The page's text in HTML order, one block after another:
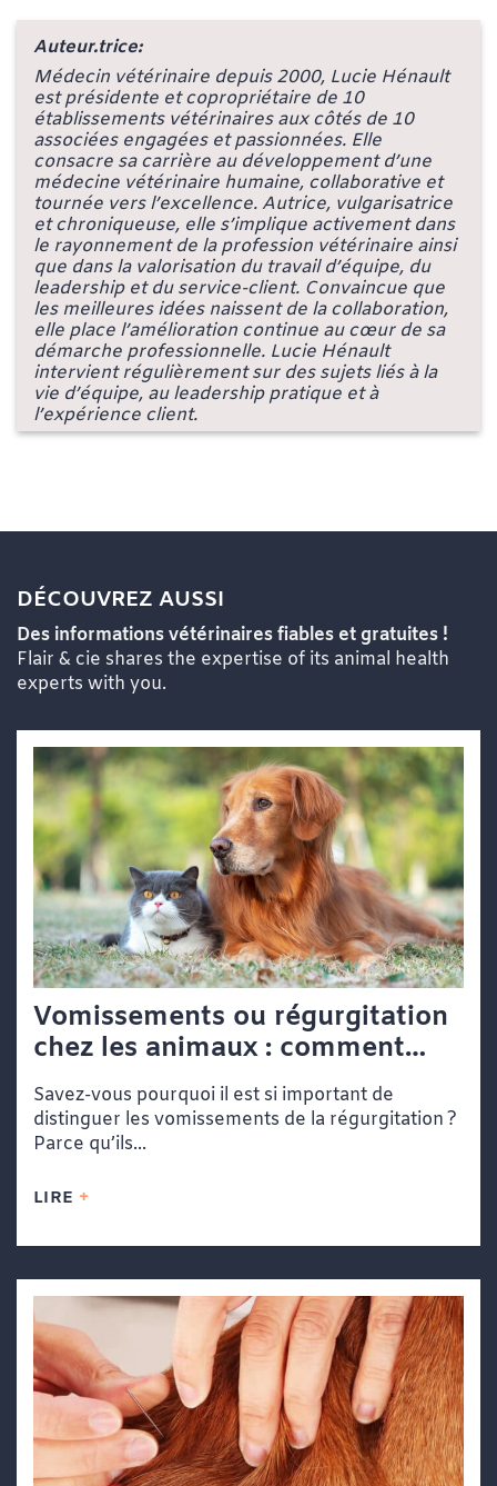
Auteur.trice:
Médecin vétérinaire depuis 2000, Lucie Hénault
est présidente et copropriétaire de 10
établissements vétérinaires aux côtés de 10
associées engagées et passionnées. Elle
consacre sa carrière au développement d’une
médecine vétérinaire humaine, collaborative et
tournée vers l’excellence. Autrice, vulgarisatrice
et chroniqueuse, elle s’implique activement dans
le rayonnement de la profession vétérinaire ainsi
que dans la valorisation du travail d’équipe, du
leadership et du service-client. Convaincue que
les meilleures idées naissent de la collaboration,
elle place l’amélioration continue au cœur de sa
démarche professionnelle. Lucie Hénault
intervient régulièrement sur des sujets liés à la
vie d’équipe, au leadership pratique et à
l’expérience client.
DÉCOUVREZ AUSSI
Des informations vétérinaires fiables et gratuites !
Flair & cie shares the expertise of its animal health
experts with you.
Vomissements ou régurgitation
chez les animaux : comment
faire la différence
Savez-vous pourquoi il est si important de
distinguer les vomissements de la régurgitation ?
Parce qu’ils...
LIRE